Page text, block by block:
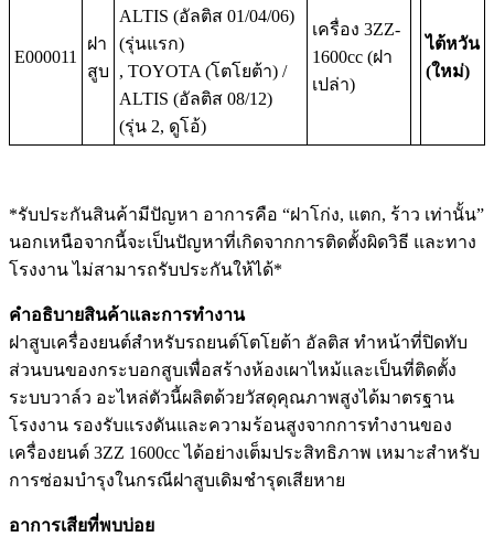
E000011
ฝา
สูบ
ALTIS (อัลติส 01/04/06)
(รุ่นแรก)
, TOYOTA (โตโยต้า) /
ALTIS (อัลติส 08/12)
(รุ่น 2, ดูโอ้)
เครื่อง 3ZZ-
1600cc (ฝา
เปล่า)
ไต้หวัน
(ใหม่)
*รับประกันสินค้ามีปัญหา อาการคือ “ฝาโก่ง, แตก, ร้าว เท่านั้น”
นอกเหนือจากนี้จะเป็นปัญหาที่เกิดจากการติดตั้งผิดวิธี และทาง
โรงงาน ไม่สามารถรับประกันให้ได้*
คำอธิบายสินค้าและการทำงาน
ฝาสูบเครื่องยนต์สำหรับรถยนต์โตโยต้า อัลติส ทำหน้าที่ปิดทับ
ส่วนบนของกระบอกสูบเพื่อสร้างห้องเผาไหม้และเป็นที่ติดตั้ง
ระบบวาล์ว อะไหล่ตัวนี้ผลิตด้วยวัสดุคุณภาพสูงได้มาตรฐาน
โรงงาน รองรับแรงดันและความร้อนสูงจากการทำงานของ
เครื่องยนต์ 3ZZ 1600cc ได้อย่างเต็มประสิทธิภาพ เหมาะสำหรับ
การซ่อมบำรุงในกรณีฝาสูบเดิมชำรุดเสียหาย
อาการเสียที่พบบ่อย